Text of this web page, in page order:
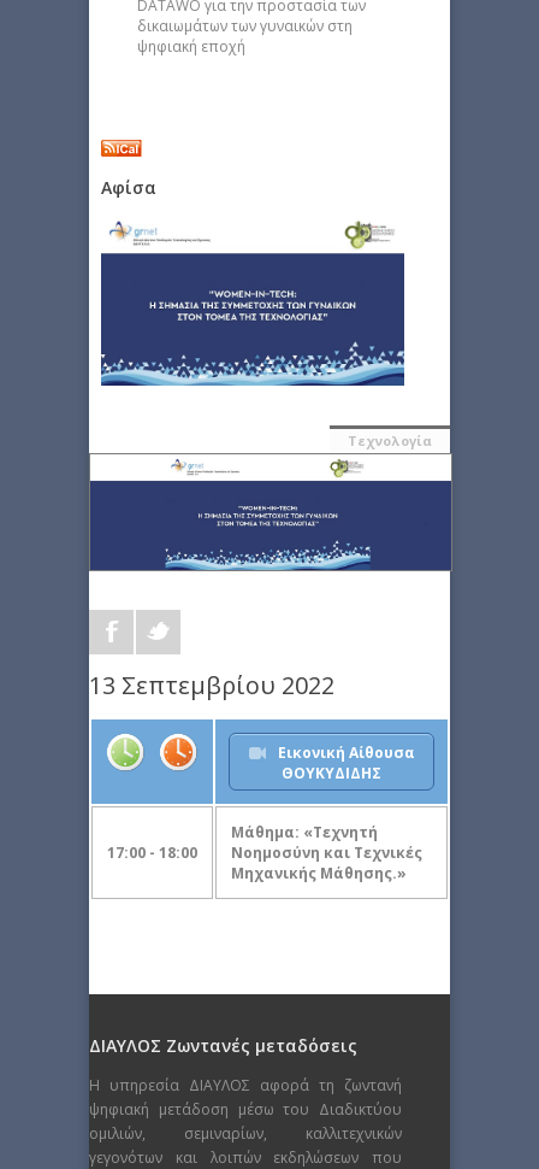
DATAWO για την προστασία των
δικαιωμάτων των γυναικών στη
ψηφιακή εποχή
Αφίσα
Τεχνολογία
13 Σεπτεμβρίου 2022
Εικονική Αίθουσα
ΘΟΥΚΥΔΙΔΗΣ
17:00 - 18:00
Μάθημα: «Τεχνητή
Νοημοσύνη και Τεχνικές
Μηχανικής Μάθησης.»
ΔΙΑΥΛΟΣ Ζωντανές μεταδόσεις
Η υπηρεσία ΔΙΑΥΛΟΣ αφορά τη ζωντανή
ψηφιακή μετάδοση μέσω του Διαδικτύου
ομιλιών, σεμιναρίων, καλλιτεχνικών
γεγονότων και λοιπών εκδηλώσεων που